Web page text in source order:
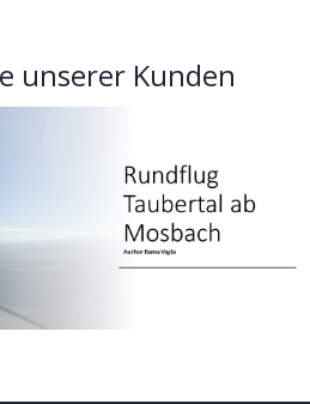
unserer Kunden